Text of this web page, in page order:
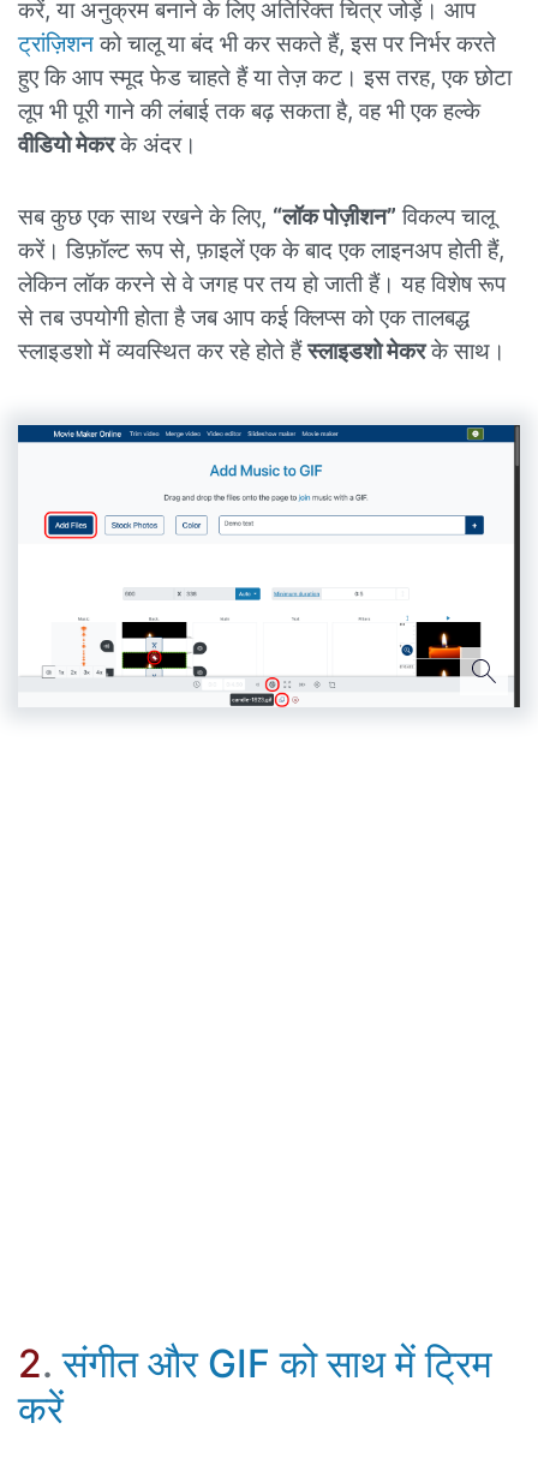
करें, या अनुक्रम बनाने के लिए अतिरिक्त चित्र जोड़ें। आप
ट्रांज़िशनको चालू या बंद भी कर सकते हैं, इस पर निर्भर करते
हुए कि आप स्मूद फेड चाहते हैं या तेज़ कट। इस तरह, एक छोटा
लूप भी पूरी गाने की लंबाई तक बढ़ सकता है, वह भी एक हल्के
वीडियो मेकरके अंदर।
सब कुछ एक साथ रखने के लिए, “लॉक पोज़ीशन” विकल्प चालू
करें। डिफ़ॉल्ट रूप से, फ़ाइलें एक के बाद एक लाइनअप होती हैं,
लेकिन लॉक करने से वे जगह पर तय हो जाती हैं। यह विशेष रूप
से तब उपयोगी होता है जब आप कई क्लिप्स को एक तालबद्ध
स्लाइडशो में व्यवस्थित कर रहे होते हैंस्लाइडशो मेकरके साथ।
2. संगीत और GIF को साथ में ट्रिम
करें